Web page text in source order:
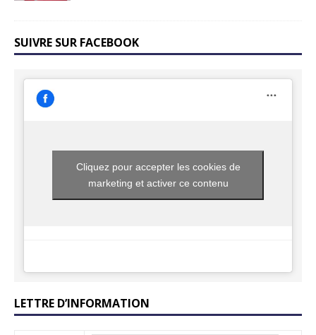
SUIVRE SUR FACEBOOK
Cliquez pour accepter les cookies de
marketing et activer ce contenu
LETTRE D’INFORMATION